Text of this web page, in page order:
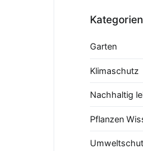
Kategorien
Garten
Klimaschutz
Nachhaltig
Pflanzen